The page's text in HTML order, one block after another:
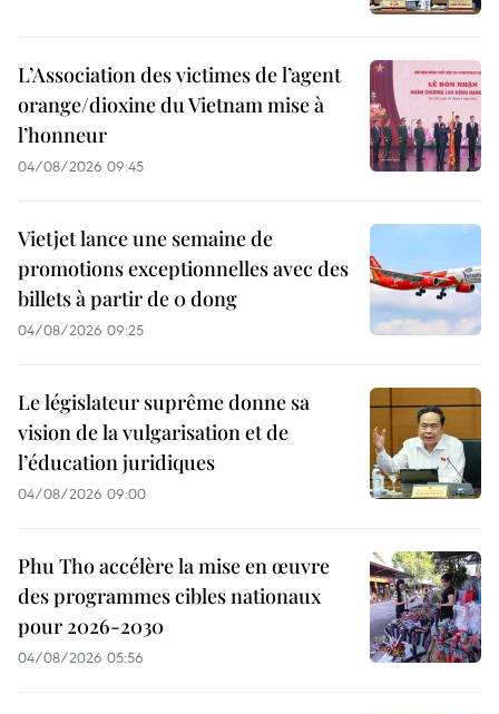
L’Association des victimes de l’agent
orange/dioxine du Vietnam mise à
l’honneur
04/08/2026 09:45
Vietjet lance une semaine de
promotions exceptionnelles avec des
billets à partir de 0 dong
04/08/2026 09:25
Le législateur suprême donne sa
vision de la vulgarisation et de
l’éducation juridiques
04/08/2026 09:00
Phu Tho accélère la mise en œuvre
des programmes cibles nationaux
pour 2026-2030
04/08/2026 05:56